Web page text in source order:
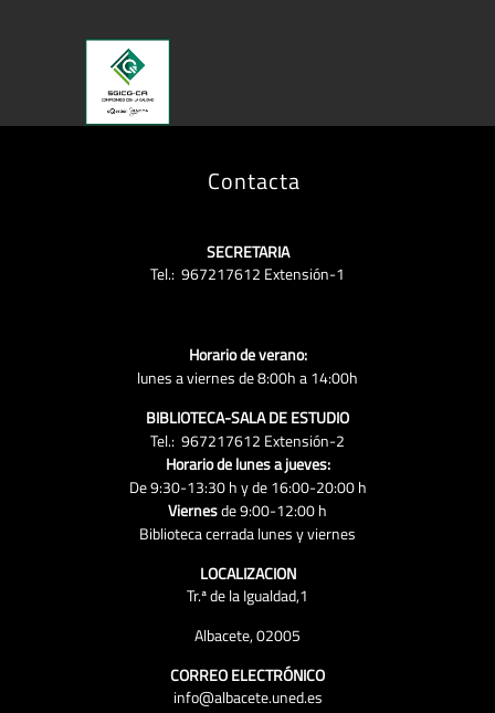
Contacta
SECRETARIA
Tel.: 967217612 Extensión-1
Horario de verano:
lunes a viernes de 8:00h a 14:00h
BIBLIOTECA-SALA DE ESTUDIO
Tel.: 967217612 Extensión-2
Horario de lunes a jueves:
De 9:30-13:30 h y de 16:00-20:00 h
Viernesde 9:00-12:00 h
Biblioteca cerrada lunes y viernes
LOCALIZACION
Tr.ª de la Igualdad,1
Albacete, 02005
CORREO ELECTRÓNICO
info@albacete.uned.es